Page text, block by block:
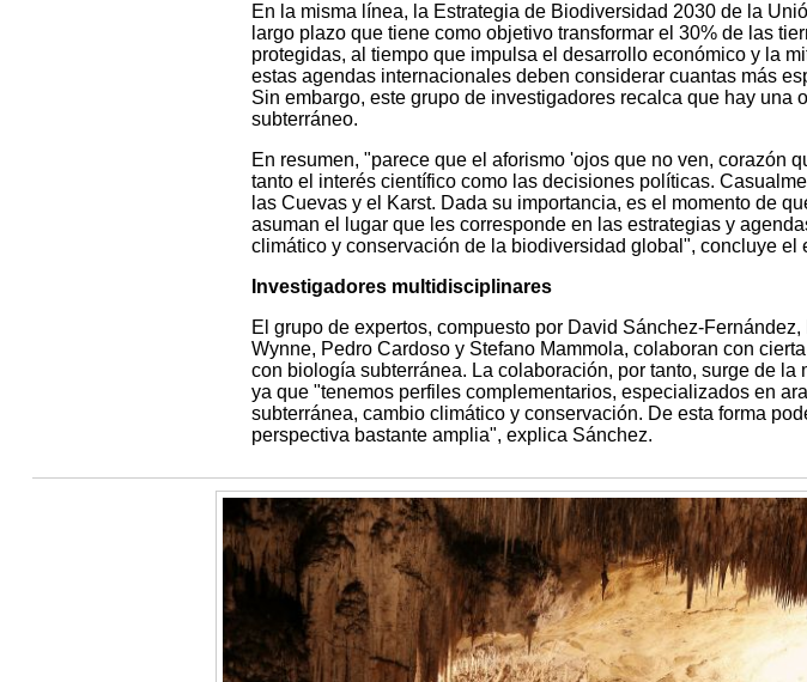
En la misma línea, la Estrategia de Biodiversidad 2030 de la
largo plazo que tiene como objetivo transformar el 30% de las
protegidas, al tiempo que impulsa el desarrollo económico y la
estas agendas internacionales deben considerar cuantas más
Sin embargo, este grupo de investigadores recalca que hay una
subterráneo.
En resumen, "parece que el aforismo 'ojos que no ven, corazón
tanto el interés científico como las decisiones políticas.
las Cuevas y el Karst. Dada su importancia, es el momento de
asuman el lugar que les corresponde en las estrategias y
climático y conservación de la biodiversidad global", concluye el
Investigadores multidisciplinares
El grupo de expertos, compuesto por David Sánchez-
Wynne, Pedro Cardoso y Stefano Mammola, colaboran con
con biología subterránea. La colaboración, por tanto, surge de
ya que "tenemos perfiles complementarios, especializados en
subterránea, cambio climático y conservación. De esta forma
perspectiva bastante amplia", explica Sánchez.